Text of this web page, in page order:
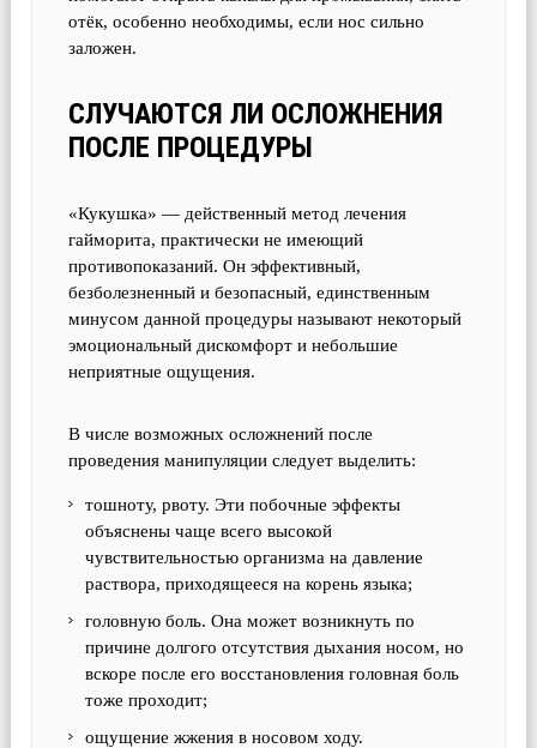
отёк, особенно необходимы, если нос сильно
заложен.
СЛУЧАЮТСЯ ЛИ ОСЛОЖНЕНИЯ
ПОСЛЕ ПРОЦЕДУРЫ
«Кукушка» — действенный метод лечения
гайморита, практически не имеющий
противопоказаний. Он эффективный,
безболезненный и безопасный, единственным
минусом данной процедуры называют некоторый
эмоциональный дискомфорт и небольшие
неприятные ощущения.
В числе возможных осложнений после
проведения манипуляции следует выделить:
тошноту, рвоту. Эти побочные эффекты
объяснены чаще всего высокой
чувствительностью организма на давление
раствора, приходящееся на корень языка;
головную боль. Она может возникнуть по
причине долгого отсутствия дыхания носом, но
вскоре после его восстановления головная боль
тоже проходит;
ощущение жжения в носовом ходу.